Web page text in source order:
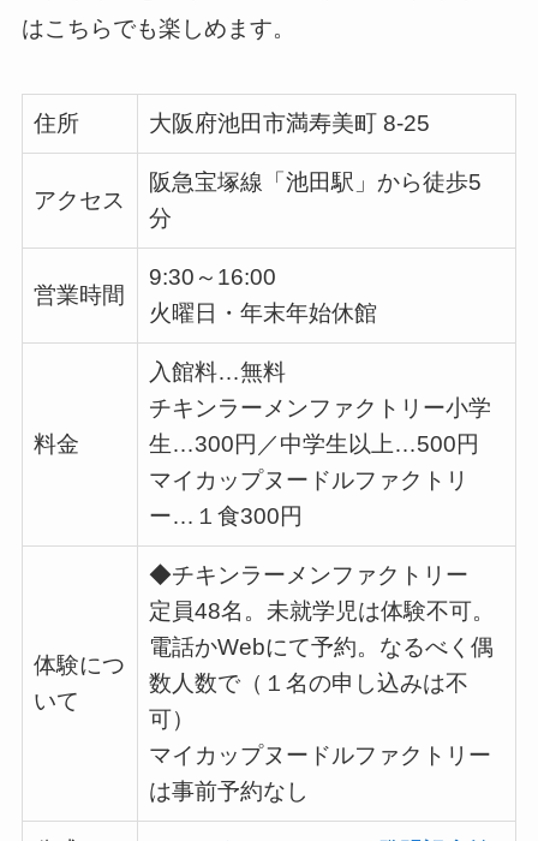
はこちらでも楽しめます。
住所 大阪府池田市満寿美町 8-25
アクセス
阪急宝塚線「池田駅」から徒歩5
分
営業時間
9:30～16:00
火曜日・年末年始休館
料金
入館料…無料
チキンラーメンファクトリー小学
生…300円／中学生以上…500円
マイカップヌードルファクトリ
ー…１食300円
体験につ
いて
◆チキンラーメンファクトリー
定員48名。未就学児は体験不可。
電話かWebにて予約。なるべく偶
数人数で（１名の申し込みは不
可）
マイカップヌードルファクトリー
は事前予約なし